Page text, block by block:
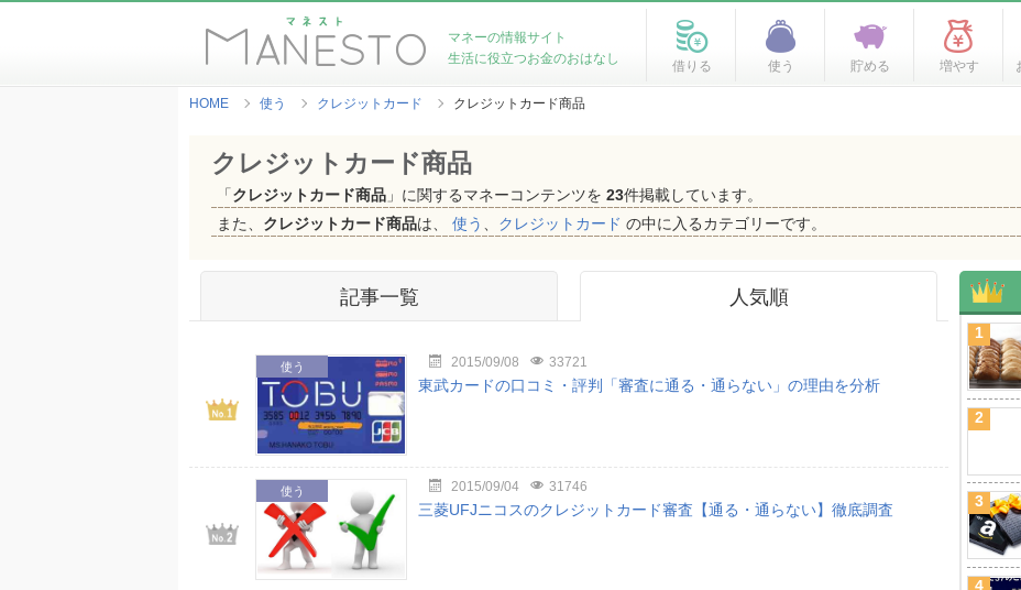
マネーの情報サイト
生活に役立つお金のおはなし
借りる 使う 貯める 増やす
HOME 使う クレジットカード クレジットカード商品
クレジットカード商品
「クレジットカード商品 」に関するマネーコンテンツを 23件掲載しています。
また、 クレジットカード商品は、 使う クレジットカード の中に入るカテゴリーです。
記事一覧 人気順
使う 2015/09/08 33721
東武カードの口コミ・評判「審査に通る・通らない」の理由を分析
使う 2015/09/04 31746
三菱UFJニコスのクレジットカード審査【通る・通らない】徹底調査
1
2
3
4